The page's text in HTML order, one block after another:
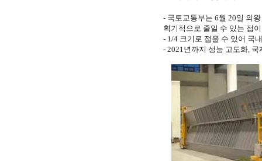
- 국토교통부는 6월 20일 의
획기적으로 줄일 수 있는 접
- 1/4 크기로 접을 수 있어 국
- 2021년까지 성능 고도화, 국